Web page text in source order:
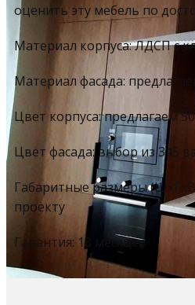
оценить эту мебель по
Материал корпуса: ЛДСП с
Материал фасада:
Цвет корпуса: предлагаем
Цвет фасада: выбор из 345
Габаритные размеры
проекту
Гарантия: 18 месяцев